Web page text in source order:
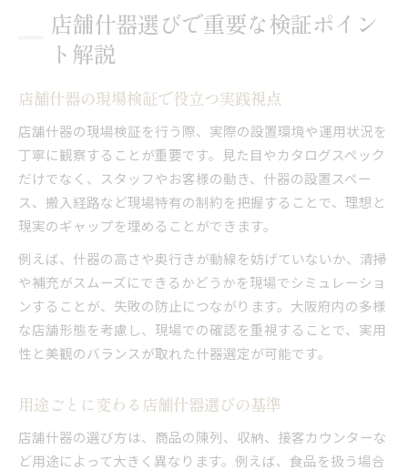
大阪府での店舗什器検証体験から学ぶ工夫
実績重視で選ぶ店舗什器の現地調査方法
ショールーム活用で実物を確認するコツ
店舗什器の提案力を見極める面談ポイント
納得できる店舗什器を見極める視点とは
店舗什器の品質や耐久性を見極める方法
設置場所に合う店舗什器の選び方実例
費用対効果で比較する店舗什器評価基準
カスタマイズ性重視の店舗什器チェック術
店舗什器の運営効率向上ポイントを解説
検証で失敗しない店舗什器選定の秘訣
店舗什器の要望整理で失敗を防ぐ手順
店舗什器選定でよくあるミスと対策方法
店舗什器の納期トラブルを避けるポイント
店舗什器選びで重要な検証ポイン
ト解説
店舗什器の現場検証で役立つ実践視点
店舗什器の現場検証を行う際、実際の設置環境や運用状況を
丁寧に観察することが重要です。見た目やカタログスペック
だけでなく、スタッフやお客様の動き、什器の設置スペー
ス、搬入経路など現場特有の制約を把握することで、理想と
現実のギャップを埋めることができます。
例えば、什器の高さや奥行きが動線を妨げていないか、清掃
や補充がスムーズにできるかどうかを現場でシミュレーショ
ンすることが、失敗の防止につながります。大阪府内の多様
な店舗形態を考慮し、現場での確認を重視することで、実用
性と美観のバランスが取れた什器選定が可能です。
用途ごとに変わる店舗什器選びの基準
店舗什器の選び方は、商品の陳列、収納、接客カウンターな
ど用途によって大きく異なります。例えば、食品を扱う場合